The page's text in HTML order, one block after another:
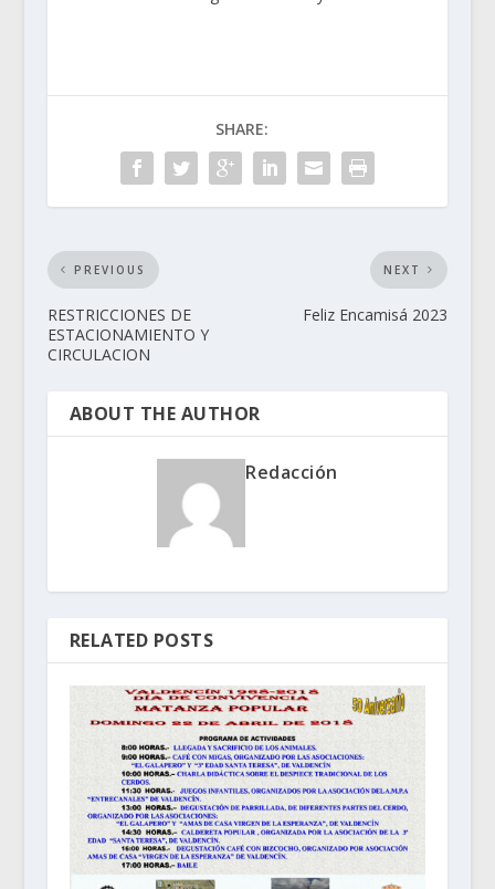
SHARE:
PREVIOUS
RESTRICCIONES DE
ESTACIONAMIENTO Y
CIRCULACION
NEXT
Feliz Encamisá 2023
ABOUT THE AUTHOR
Redacción
RELATED POSTS